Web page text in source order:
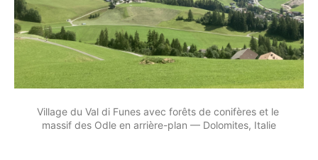
Village du Val di Funes avec forêts de conifères et le
massif des Odle en arrière-plan — Dolomites, Italie